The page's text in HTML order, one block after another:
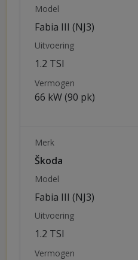
Model
Fabia III (NJ3)
Uitvoering
1.2 TSI
Vermogen
66 kW (90 pk)
Merk
Škoda
Model
Fabia III (NJ3)
Uitvoering
1.2 TSI
Vermogen